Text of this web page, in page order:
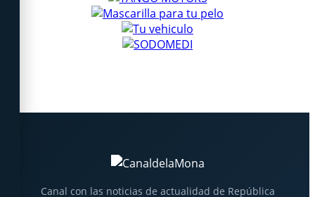
Canal con las noticias de actualidad de República